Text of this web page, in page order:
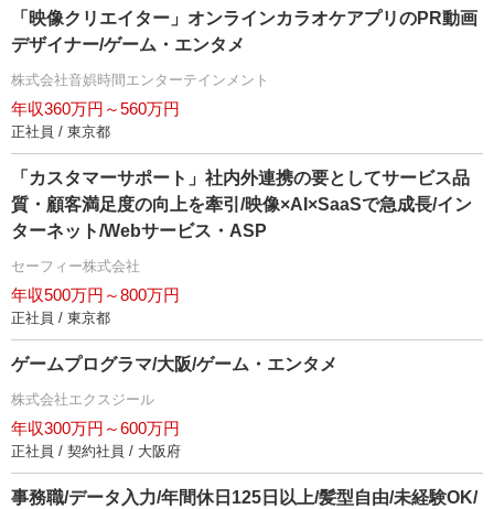
「映像クリエイター」オンラインカラオケアプリのPR動画
デザイナー/ゲーム・エンタメ
株式会社音娯時間エンターテインメント
年収360万円～560万円
正社員 / 東京都
「カスタマーサポート」社内外連携の要としてサービス品
質・顧客満足度の向上を牽引/映像×AI×SaaSで急成長/イン
ターネット/Webサービス・ASP
セーフィー株式会社
年収500万円～800万円
正社員 / 東京都
ゲームプログラマ/大阪/ゲーム・エンタメ
株式会社エクスジール
年収300万円～600万円
正社員 / 契約社員 / 大阪府
事務職/データ入力/年間休日125日以上/髪型自由/未経験OK/